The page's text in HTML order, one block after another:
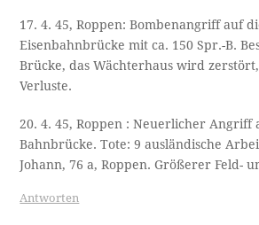
17. 4. 45, Roppen: Bombenangriff auf
Eisenbahnbrücke mit ca. 150 Spr.-B.
Brücke, das Wächterhaus wird
Verluste.
20. 4. 45, Roppen : Neuerlicher Angriff
Bahnbrücke. Tote: 9 ausländische
Johann, 76 a, Roppen. Größerer Feld-
Antworten